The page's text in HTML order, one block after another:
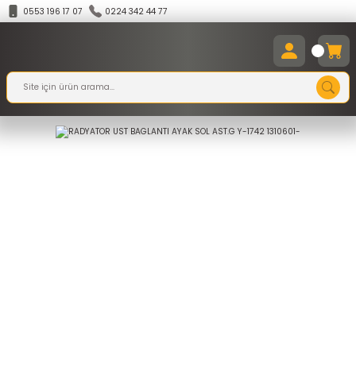
0553 196 17 07 0224 342 44 77